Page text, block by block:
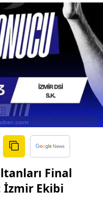
Final
İzmir Ekibi